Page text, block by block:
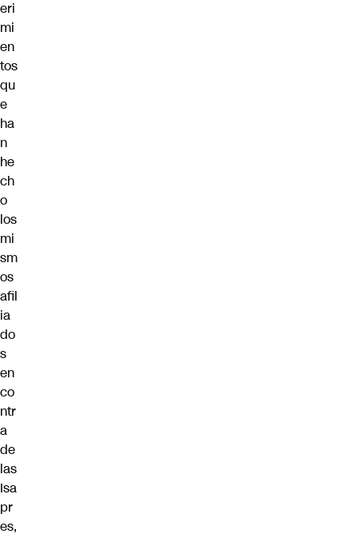
eri
mi
en
tos
qu
e
ha
n
he
ch
o
los
mi
sm
os
afil
ia
do
s
en
co
ntr
a
de
las
Isa
pr
es,